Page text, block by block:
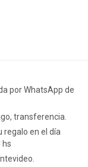
por WhatsApp de
transferencia.
regalo en el día
hs